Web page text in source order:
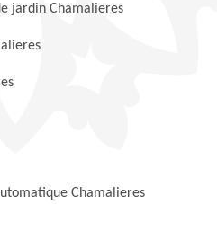
jardin Chamalieres
Chamalieres